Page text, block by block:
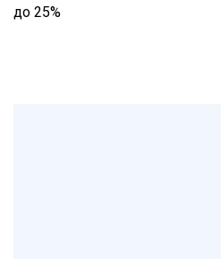
до 25%